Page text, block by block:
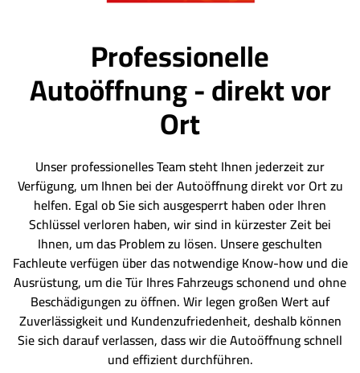
Professionelle
Autoöffnung - direkt vor
Ort
Unser professionelles Team steht Ihnen jederzeit zur
Verfügung, um Ihnen bei der Autoöffnung direkt vor Ort zu
helfen. Egal ob Sie sich ausgesperrt haben oder Ihren
Schlüssel verloren haben, wir sind in kürzester Zeit bei
Ihnen, um das Problem zu lösen. Unsere geschulten
Fachleute verfügen über das notwendige Know-how und die
Ausrüstung, um die Tür Ihres Fahrzeugs schonend und ohne
Beschädigungen zu öffnen. Wir legen großen Wert auf
Zuverlässigkeit und Kundenzufriedenheit, deshalb können
Sie sich darauf verlassen, dass wir die Autoöffnung schnell
und effizient durchführen.